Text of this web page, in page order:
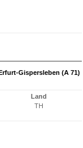
Gispersleben (A 71)
Land
TH